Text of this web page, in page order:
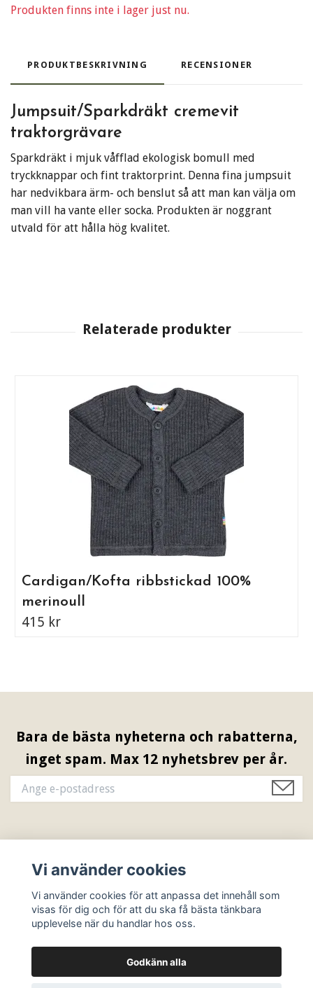
Produkten finns inte i lager just nu.
PRODUKTBESKRIVNING RECENSIONER
Jumpsuit/Sparkdräkt cremevit
traktorgrävare
Sparkdräkt i mjuk våfflad ekologisk bomull med
tryckknappar och fint traktorprint. Denna fina jumpsuit
har nedvikbara ärm- och benslut så att man kan välja om
man vill ha vante eller socka. Produkten är noggrant
utvald för att hålla hög kvalitet.
Cardigan/Kofta ribbstickad 100%
merinoull
415 kr
Bara de bästa nyheterna och rabatterna,
inget spam. Max 12 nyhetsbrev per år.
Sociala medier
Vi använder cookies
Vi använder cookies för att anpassa det innehåll som
visas för dig och för att du ska få bästa tänkbara
upplevelse när du handlar hos oss.
Godkänn alla